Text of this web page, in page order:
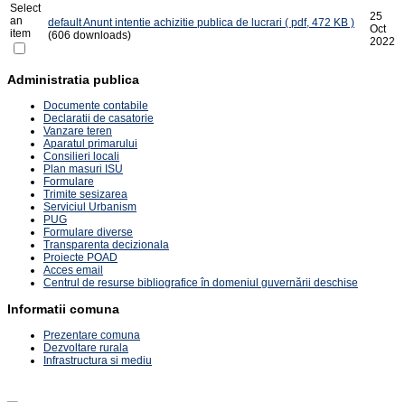
Select
an
item
defaultAnunt intentie achizitie publica de lucrari ( pdf, 472 KB )
(606 downloads)
25
Oct
2022
Administratia publica
Documente contabile
Declaratii de casatorie
Vanzare teren
Aparatul primarului
Consilieri locali
Plan masuri ISU
Formulare
Trimite sesizarea
Serviciul Urbanism
PUG
Formulare diverse
Transparenta decizionala
Proiecte POAD
Acces email
Centrul de resurse bibliografice în domeniul guvernării deschise
Informatii comuna
Prezentare comuna
Dezvoltare rurala
Infrastructura si mediu